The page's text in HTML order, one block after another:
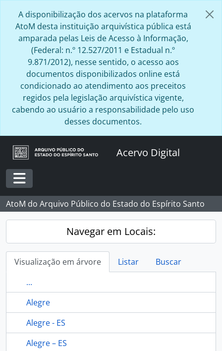
A disponibilização dos acervos na plataforma
AtoM desta instituição arquivística pública está
amparada pelas Leis de Acesso à Informação,
(Federal: n.º 12.527/2011 e Estadual n.º
9.871/2012), nesse sentido, o acesso aos
documentos disponibilizados online está
condicionado ao atendimento aos preceitos
regidos pela legislação arquivística vigente,
cabendo ao usuário a responsabilidade pelo uso
desses documentos.
Acervo Digital
Toggle navigation
AtoM do Arquivo Público do Estado do Espírito Santo
Navegar em Locais:
Visualização em árvore Listar
Buscar
...
Alegre
Alegre - ES
Alegre – ES